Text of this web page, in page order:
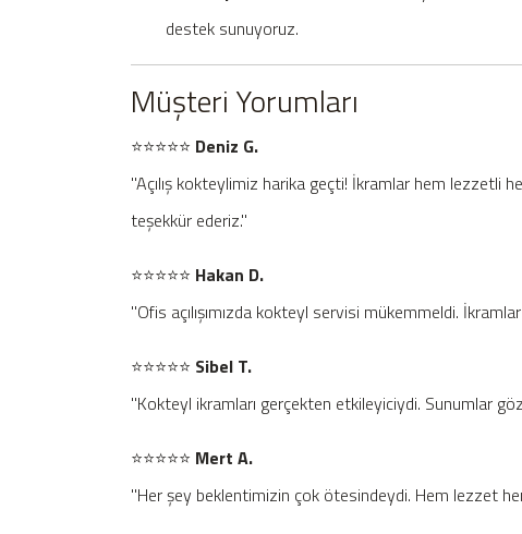
destek sunuyoruz.
Müşteri Yorumları
⭐️⭐️⭐️⭐️⭐️ Deniz G.
"Açılış kokteylimiz harika geçti! İkramlar hem lezzetli
teşekkür ederiz."
⭐️⭐️⭐️⭐️⭐️ Hakan D.
"Ofis açılışımızda kokteyl servisi mükemmeldi.
⭐️⭐️⭐️⭐️⭐️ Sibel T.
"Kokteyl ikramları gerçekten etkileyiciydi. Sunumlar
⭐️⭐️⭐️⭐️⭐️ Mert A.
"Her şey beklentimizin çok ötesindeydi. Hem lezzet